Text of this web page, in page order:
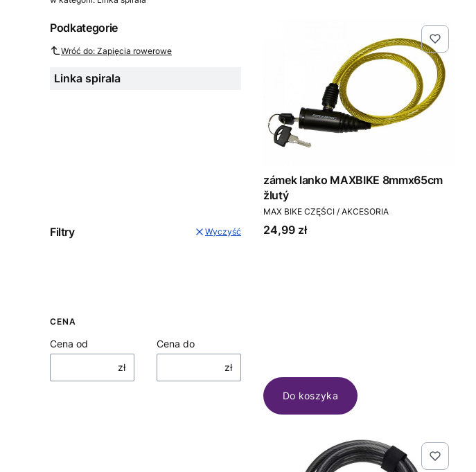
Podkategorie
Wróć do: Zapięcia rowerowe
Linka spirala
Filtry Wyczyść
CENA
Cena od
zł
Cena do
zł
zámek lanko MAXBIKE 8mmx65cm
žlutý
PRODUCENT
MAX BIKE CZĘŚCI / AKCESORIA
Cena
24,99 zł
Do koszyka